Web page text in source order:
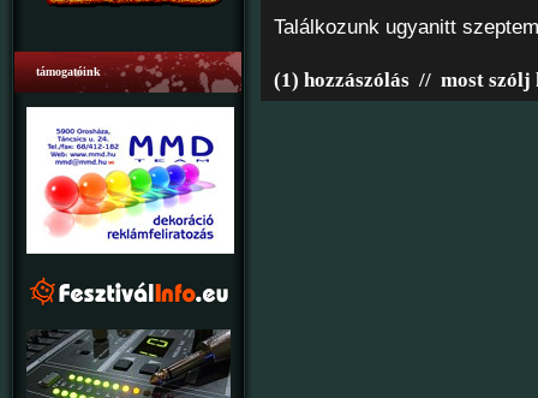
támogatóink
Találkozunk ugyanitt
(1) hozzászólás // most szólj